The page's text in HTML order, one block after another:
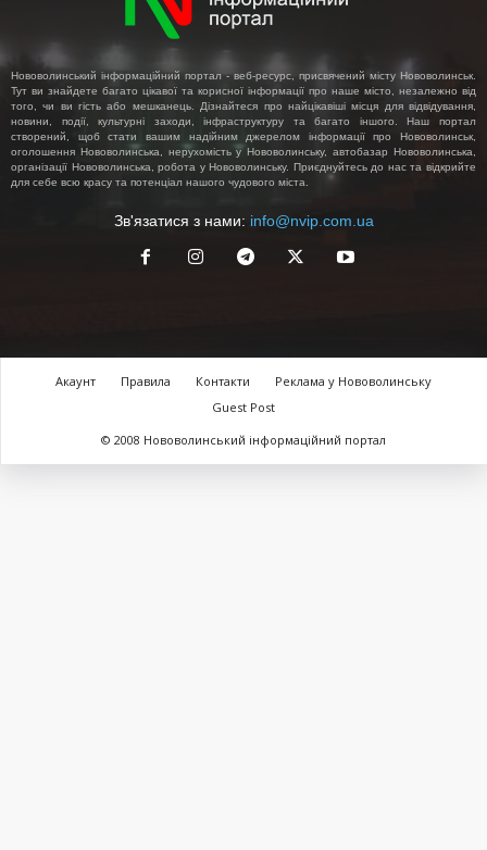
Нововолинський інформаційний портал - веб-ресурс, присвячений місту Нововолинськ.
Тут ви знайдете багато цікавої та корисної інформації про наше місто, незалежно від
того, чи ви гість або мешканець. Дізнайтеся про найцікавіші місця для відвідування,
новини, події, культурні заходи, інфраструктуру та багато іншого. Наш портал
створений, щоб стати вашим надійним джерелом інформації про Нововолинськ,
оголошення Нововолинська, нерухомість у Нововолинську, автобазар Нововолинська,
організації Нововолинська, робота у Нововолинську. Приєднуйтесь до нас та відкрийте
для себе всю красу та потенціал нашого чудового міста.
Зв'язатися з нами: info@nvip.com.ua
Акаунт Правила Контакти
Реклама у Нововолинську
Guest Post
© 2008 Нововолинський інформаційний портал